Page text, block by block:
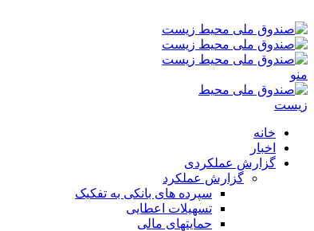
منو
خانه
اخبار
گزارش عملکردی
گزارش عملکرد
سپرده های بانکی به تفکیک
تسهیلات اعطایی
حمایتهای مالی